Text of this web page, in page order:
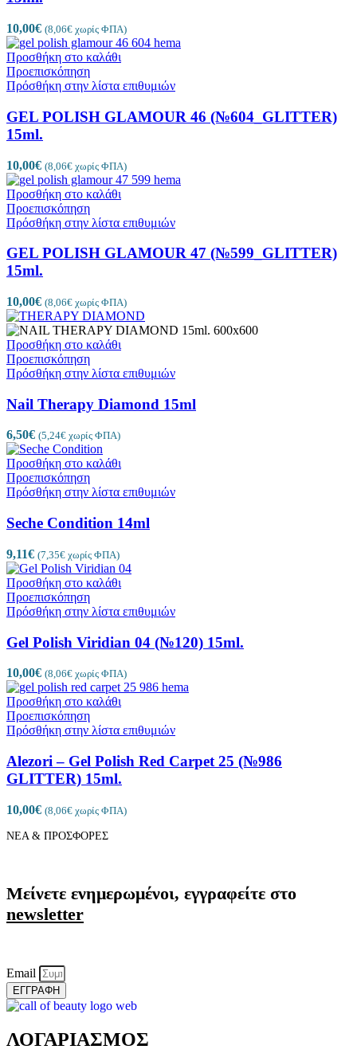
10,00€ (8,06€ χωρίς ΦΠΑ)
Προσθήκη στο καλάθι
Προεπισκόπηση
Πρόσθήκη στην λίστα επιθυμιών
GEL POLISH GLAMOUR 46 (№604_GLITTER)
15ml.
10,00€ (8,06€ χωρίς ΦΠΑ)
Προσθήκη στο καλάθι
Προεπισκόπηση
Πρόσθήκη στην λίστα επιθυμιών
GEL POLISH GLAMOUR 47 (№599_GLITTER)
15ml.
10,00€ (8,06€ χωρίς ΦΠΑ)
Προσθήκη στο καλάθι
Προεπισκόπηση
Πρόσθήκη στην λίστα επιθυμιών
Nail Therapy Diamond 15ml
6,50€ (5,24€ χωρίς ΦΠΑ)
Προσθήκη στο καλάθι
Προεπισκόπηση
Πρόσθήκη στην λίστα επιθυμιών
Seche Condition 14ml
9,11€ (7,35€ χωρίς ΦΠΑ)
Προσθήκη στο καλάθι
Προεπισκόπηση
Πρόσθήκη στην λίστα επιθυμιών
Gel Polish Viridian 04 (№120) 15ml.
10,00€ (8,06€ χωρίς ΦΠΑ)
Προσθήκη στο καλάθι
Προεπισκόπηση
Πρόσθήκη στην λίστα επιθυμιών
Alezori – Gel Polish Red Carpet 25 (№986
GLITTER) 15ml.
10,00€ (8,06€ χωρίς ΦΠΑ)
ΝΕΑ & ΠΡΟΣΦΟΡΕΣ
Μείνετε ενημερωμένοι, εγγραφείτε στο
newsletter
Email
ΕΓΓΡΑΦΗ
ΛΟΓΑΡΙΑΣΜΟΣ